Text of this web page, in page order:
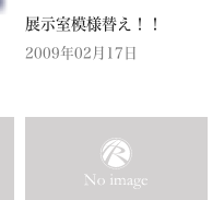
展示室模様替え！！
2009年02月17日